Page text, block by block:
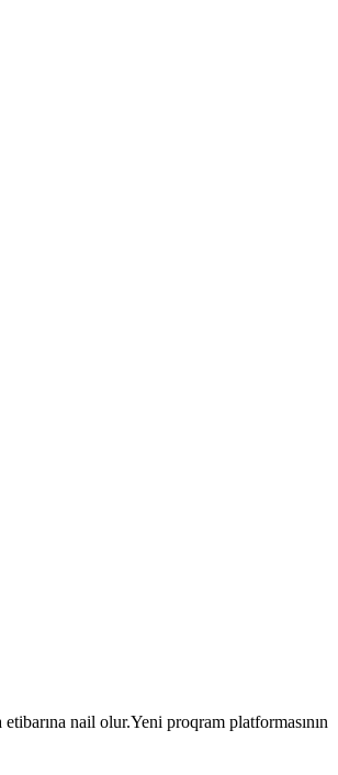
nail olur.Yeni proqram platformasının